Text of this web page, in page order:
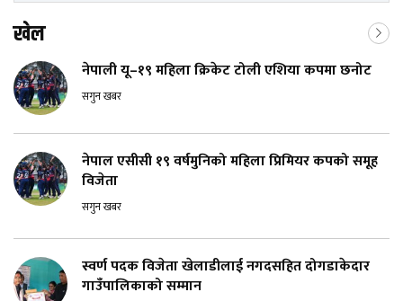
खेल
नेपाली यू–१९ महिला क्रिकेट टोली एशिया कपमा छनोट
सगुन खबर
नेपाल एसीसी १९ वर्षमुनिको महिला प्रिमियर कपको समूह
विजेता
सगुन खबर
स्वर्ण पदक विजेता खेलाडीलाई नगदसहित दोगडाकेदार
गाउँपालिकाको सम्मान